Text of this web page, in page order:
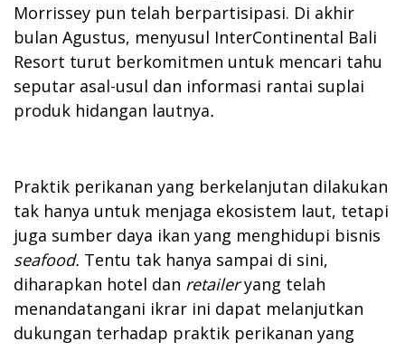
Morrissey pun telah berpartisipasi. Di akhir
bulan Agustus, menyusul InterContinental Bali
Resort turut berkomitmen untuk mencari tahu
seputar asal-usul dan informasi rantai suplai
produk hidangan lautnya.
Praktik perikanan yang berkelanjutan dilakukan
tak hanya untuk menjaga ekosistem laut, tetapi
juga sumber daya ikan yang menghidupi bisnis
seafood. Tentu tak hanya sampai di sini,
diharapkan hotel dan retaileryang telah
menandatangani ikrar ini dapat melanjutkan
dukungan terhadap praktik perikanan yang